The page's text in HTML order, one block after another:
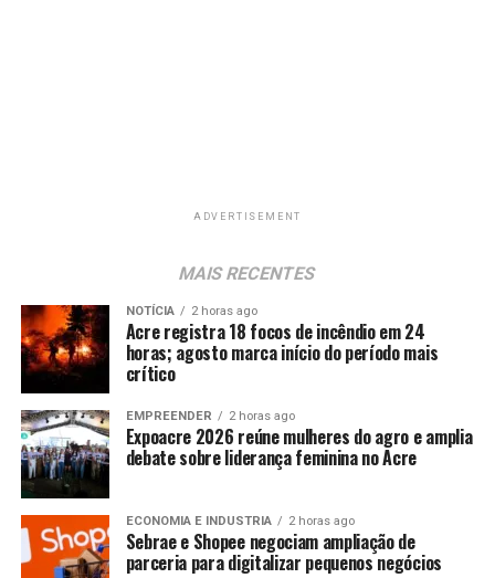
ADVERTISEMENT
MAIS RECENTES
NOTÍCIA 2 horas ago
Acre registra 18 focos de incêndio em 24
horas; agosto marca início do período mais
crítico
EMPREENDER 2 horas ago
Expoacre 2026 reúne mulheres do agro e amplia
debate sobre liderança feminina no Acre
ECONOMIA E INDUSTRIA 2 horas ago
Sebrae e Shopee negociam ampliação de
parceria para digitalizar pequenos negócios